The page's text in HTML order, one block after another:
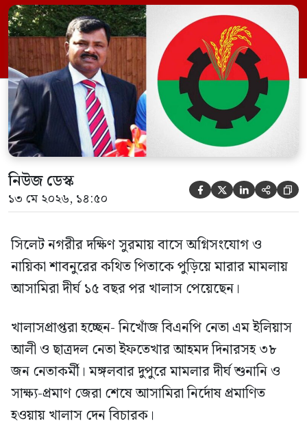
ইফতেখার আহমদ দিনারসহ ৩৮ জন নেতাকর্মী।
মঙ্গলবার দুপুরে মামলার দীর্ঘ শুনানি ও সাক্ষ্য-
প্রমাণ জেরা শেষে আসামিরা নির্দোষ প্রমাণিত
হওয়ায় খালাস দেন বিচারক। মানবপাচার […]
নিউজ ডেস্ক
১৩ মে ২০২৬, ১৪:৫০     
সিলেট নগরীর দক্ষিণ সুরমায় বাসে অগ্নিসংযোগ ও
নায়িকা শাবনুরের কথিত পিতাকে পুড়িয়ে মারার মামলায়
আসামিরা দীর্ঘ ১৫ বছর পর খালাস পেয়েছেন।
খালাসপ্রাপ্তরা হচ্ছেন- নিখোঁজ বিএনপি নেতা এম ইলিয়াস
আলী ও ছাত্রদল নেতা ইফতেখার আহমদ দিনারসহ ৩৮
জন নেতাকর্মী। মঙ্গলবার দুপুরে মামলার দীর্ঘ শুনানি ও
সাক্ষ্য-প্রমাণ জেরা শেষে আসামিরা নির্দোষ প্রমাণিত
হওয়ায় খালাস দেন বিচারক।